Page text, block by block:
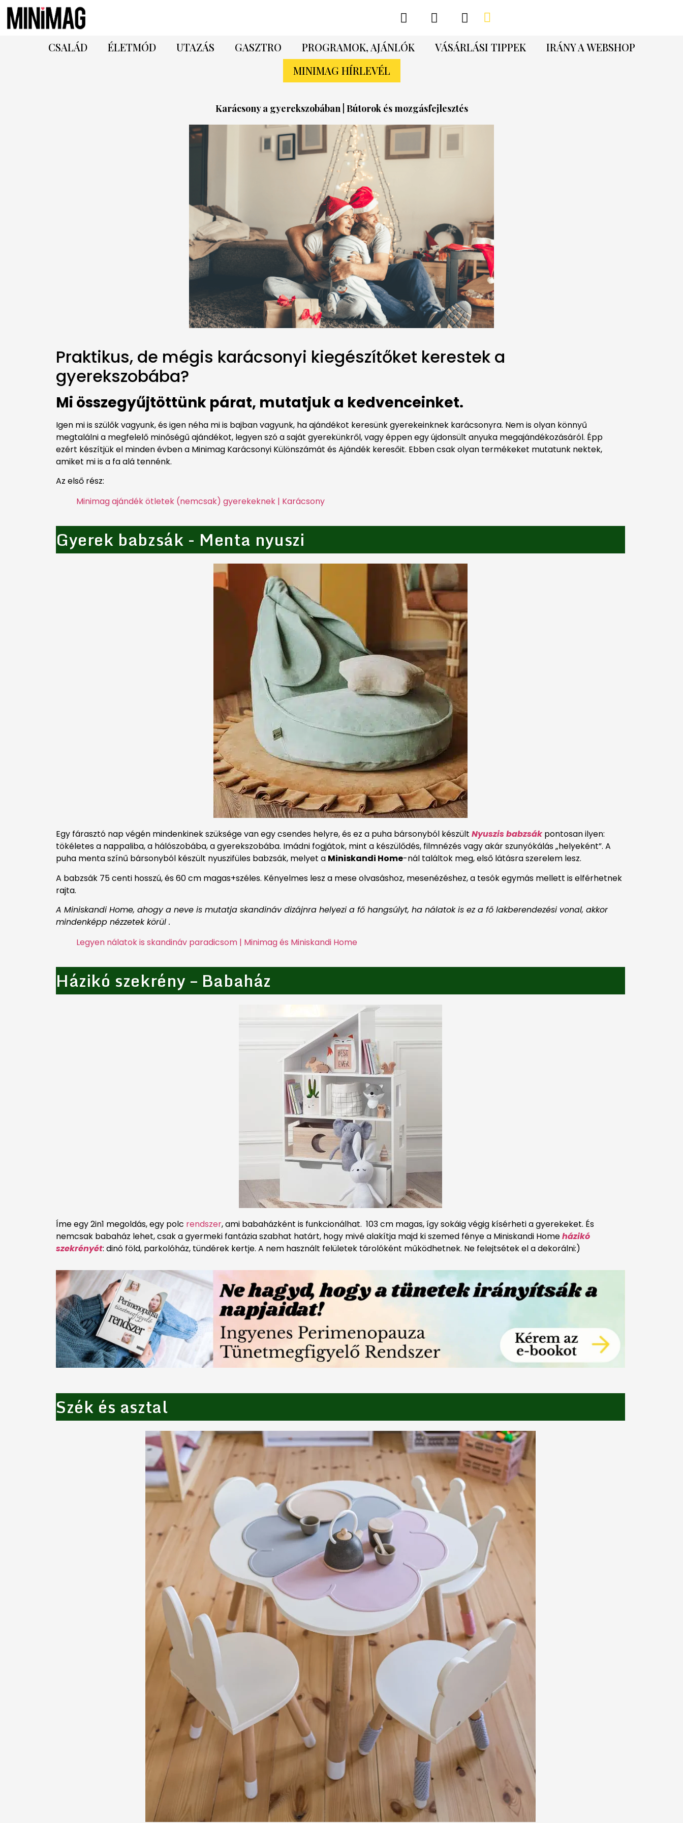
CSALÁD ÉLETMÓD UTAZÁS GASZTRO PROGRAMOK, AJÁNLÓK VÁSÁRLÁSI TIPPEK
IRÁNY A WEBSHOP
MINIMAG HÍRLEVÉL
Karácsony a gyerekszobában | Bútorok és mozgásfejlesztés
Praktikus, de mégis karácsonyi kiegészítőket kerestek a
gyerekszobába?
Mi összegyűjtöttünk párat, mutatjuk a kedvenceinket.
Igen mi is szülők vagyunk, és igen néha mi is bajban vagyunk, ha ajándékot keresünk gyerekeinknek karácsonyra. Nem is olyan könnyű
megtalálni a megfelelő minőségű ajándékot, legyen szó a saját gyerekünkről, vagy éppen egy újdonsült anyuka megajándékozásáról. Épp
ezért készítjük el minden évben a Minimag Karácsonyi Különszámát és Ajándék keresőit. Ebben csak olyan termékeket mutatunk nektek,
amiket mi is a fa alá tennénk.
Az első rész:
Minimag ajándék ötletek (nemcsak) gyerekeknek | Karácsony
Gyerek babzsák - Menta nyuszi
Egy fárasztó nap végén mindenkinek szüksége van egy csendes helyre, és ez a puha bársonyból készült Nyuszis babzsákpontosan ilyen:
tökéletes a nappaliba, a hálószobába, a gyerekszobába. Imádni fogjátok, mint a készülődés, filmnézés vagy akár szunyókálás „helyeként”. A
puha menta színű bársonyból készült nyuszifüles babzsák, melyet a Miniskandi Home-nál találtok meg, első látásra szerelem lesz.
A babzsák 75 centi hosszú, és 60 cm magas+széles. Kényelmes lesz a mese olvasáshoz, mesenézéshez, a tesók egymás mellett is elférhetnek
rajta.
A Miniskandi Home, ahogy a neve is mutatja skandináv dizájnra helyezi a fő hangsúlyt, ha nálatok is ez a fő lakberendezési vonal, akkor
mindenképp nézzetek körül .
Legyen nálatok is skandináv paradicsom | Minimag és Miniskandi Home
Házikó szekrény – Babaház
Íme egy 2in1 megoldás, egy polc rendszer, ami babaházként is funkcionálhat. 103 cm magas, így sokáig végig kísérheti a gyerekeket. És
nemcsak babaház lehet, csak a gyermeki fantázia szabhat határt, hogy mivé alakítja majd ki szemed fénye a Miniskandi Homeházikó
szekrényét: dinó föld, parkolóház, tündérek kertje. A nem használt felületek tárolóként működhetnek. Ne felejtsétek el a dekorálni:)
Szék és asztal